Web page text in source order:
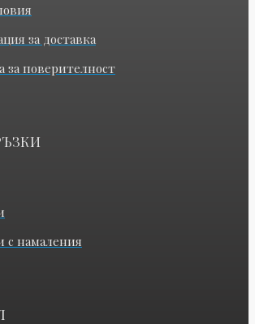
за доставка
за поверителност
с намаления